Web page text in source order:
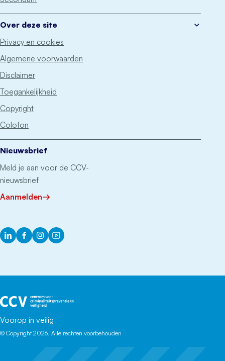
Over deze site
Privacy en cookies
Algemene voorwaarden
Disclaimer
Toegankelijkheid
Copyright
Colofon
Nieuwsbrief
Meld je aan voor de CCV-
nieuwsbrief
Aanmelden
LinkedInFacebook
InstagramYouTube
Voorop in veilig
© Copyright 2026. Alle rechten voorbehouden